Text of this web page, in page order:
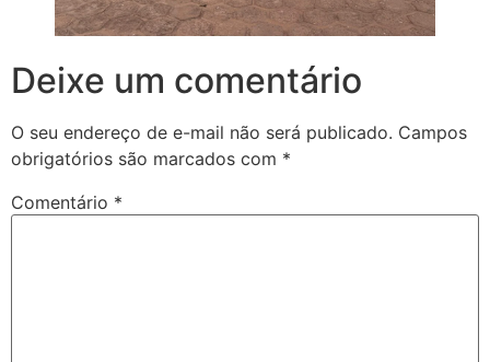
Deixe um comentário
O seu endereço de e-mail não será publicado. Campos
obrigatórios são marcados com *
Comentário *